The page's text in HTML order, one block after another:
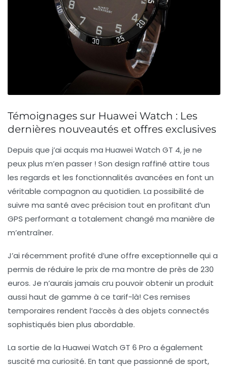
Témoignages sur Huawei Watch : Les
dernières nouveautés et offres exclusives
Depuis que j’ai acquis ma Huawei Watch GT 4, je ne
peux plus m’en passer ! Son design raffiné attire tous
les regards et les fonctionnalités avancées en font un
véritable compagnon au quotidien. La possibilité de
suivre ma santé avec précision tout en profitant d’un
GPS performant a totalement changé ma manière de
m’entraîner.
J’ai récemment profité d’une offre exceptionnelle qui a
permis de réduire le prix de ma montre de près de 230
euros. Je n’aurais jamais cru pouvoir obtenir un produit
aussi haut de gamme à ce tarif-là! Ces remises
temporaires rendent l’accès à des objets connectés
sophistiqués bien plus abordable.
La sortie de la Huawei Watch GT 6 Pro a également
suscité ma curiosité. En tant que passionné de sport,